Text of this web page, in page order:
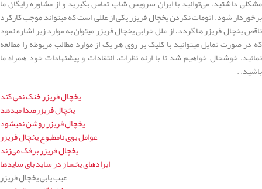
مشکلی داشتید، می‌توانید با ایران سرویس شاپ تماس بگیرید و از مشاوره رایگان ما
برخوردار شود. اتومات نکردن یخچال فریزر یکی از عللی است که میتواند موجب کارکرد
ناقص یخچال فریزر ها گردد، از علل خرابی یخچال فریزر میتوان به موارد زیر اشاره نمود
که در صورت تمایل میتوانید با کلیک بر روی هر یک از موارد مطالب مربوطه را مطالعه
نمائید. خوشحال خواهیم شد تا با ارئه نظرات، انتقادات و پیشنهادات خود همراه ما
باشید. .
یخچال فریزر خنک نمی کند
یخچال فریزرصدا میدهد
یخچال فریزر روشن نمیشود
عوامل بوی نامطبوع یخچال فریزر
یخچال فریزر برفک می‌زند
ایرادهای یخساز در ساید بای سایدها
عیب یابی یخچال فریزر